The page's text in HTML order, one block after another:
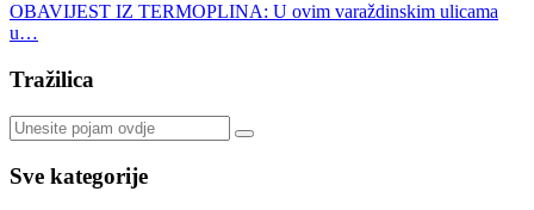
OBAVIJEST IZ TERMOPLINA: U ovim varaždinskim ulicama
u…
Tražilica
Sve kategorije